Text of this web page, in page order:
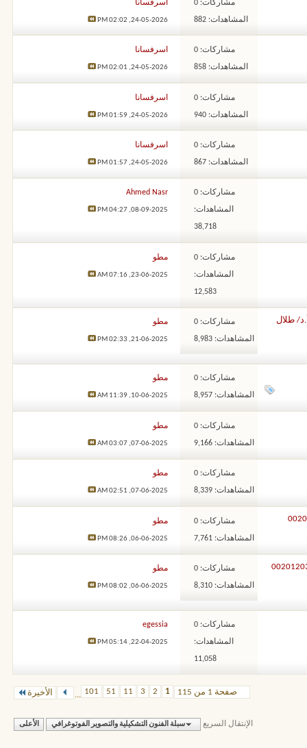
مشاركات: 0
المشاهدات: 882
اسرفسانا
24-05-2026,
02:02 PM
مشاركات: 0
المشاهدات: 858
اسرفسانا
24-05-2026,
02:01 PM
مشاركات: 0
المشاهدات: 940
اسرفسانا
24-05-2026,
01:59 PM
مشاركات: 0
المشاهدات: 867
اسرفسانا
24-05-2026,
01:57 PM
مشاركات: 0
المشاهدات:
38,718
Ahmed Nasr
08-09-2025,
04:27 PM
مشاركات: 0
المشاهدات:
12,583
مطو
23-06-2025,
07:16 AM
طلال مشاركات: 0
المشاهدات: 8,983
مطو
21-06-2025,
02:33 PM
مشاركات: 0
المشاهدات: 8,957
مطو
10-06-2025,
11:39 AM
مشاركات: 0
المشاهدات: 9,166
مطو
07-06-2025,
03:07 AM
مشاركات: 0
المشاهدات: 8,339
مطو
07-06-2025,
02:51 AM
مشاركات: 0
المشاهدات: 7,761
مطو
06-06-2025,
08:26 PM
طلال نور – 00201203443373 مشاركات: 0
المشاهدات: 8,310
مطو
06-06-2025,
08:02 PM
مشاركات: 0
المشاهدات:
11,058
egessia
22-04-2025,
05:14 PM
صفحة 1 من 115 1
2
3
11
51
101
... الأخيرة
الإنتقال السريع سبلة الفنون التشكيلية والتصوير الفوتوغرافي الأعلى